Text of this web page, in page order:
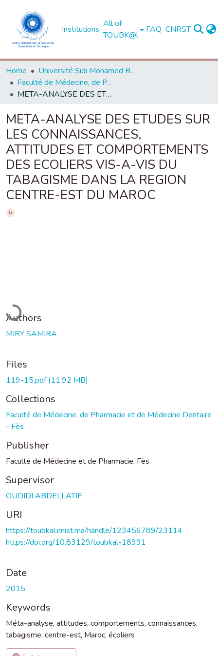
Institutions
All of
TOUBK@l
FAQ CNRST
Home
Université Sidi Mohamed Ben Abdellah de Fès
Faculté de Médecine, de Pharmacie et de Médecine Dentaire - Fès
META-ANALYSE DES ETUDES SUR LES CONNAISSANCES, ATTITUDES ET COMPORTEMENTS DES ECOLIERS VIS-A-VIS DU TABAGISME DANS LA REGION CENTRE-EST DU MAROC
META-ANALYSE DES ETUDES SUR
LES CONNAISSANCES,
ATTITUDES ET COMPORTEMENTS
DES ECOLIERS VIS-A-VIS DU
TABAGISME DANS LA REGION
CENTRE-EST DU MAROC
fr
Loading...
Authors
MIRY SAMIRA
Files
119-15.pdf(11.92 MB)
Collections
Faculté de Médecine, de Pharmacie et de Médecine Dentaire
- Fès
Publisher
Faculté de Médecine et de Pharmacie, Fès
Supervisor
OUDIDI ABDELLATIF
URI
https://toubkal.imist.ma/handle/123456789/23114
https://doi.org/10.83129/toubkal-18991
Date
2015
Keywords
Méta-analyse, attitudes, comportements, connaissances,
tabagisme, centre-est, Maroc, écoliers